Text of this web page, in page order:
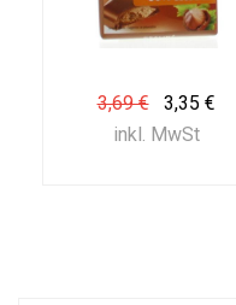
3,69 €
3,35 €
inkl. MwSt